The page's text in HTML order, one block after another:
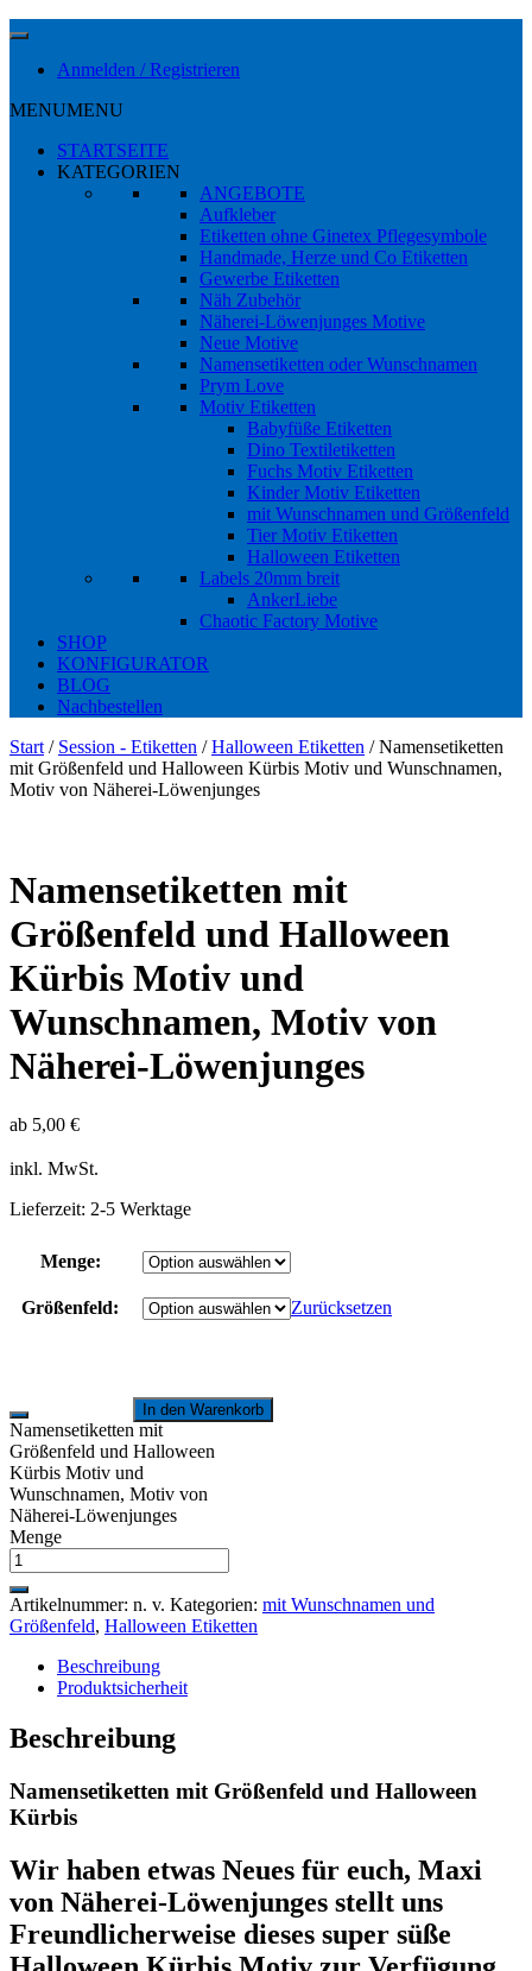
Anmelden / Registrieren
MENUMENU
STARTSEITE
KATEGORIEN
ANGEBOTE
Aufkleber
Etiketten ohne Ginetex Pflegesymbole
Handmade, Herze und Co Etiketten
Gewerbe Etiketten
Näh Zubehör
Näherei-Löwenjunges Motive
Neue Motive
Namensetiketten oder Wunschnamen
Prym Love
Motiv Etiketten
Babyfüße Etiketten
Dino Textiletiketten
Fuchs Motiv Etiketten
Kinder Motiv Etiketten
mit Wunschnamen und Größenfeld
Tier Motiv Etiketten
Halloween Etiketten
Labels 20mm breit
AnkerLiebe
Chaotic Factory Motive
SHOP
KONFIGURATOR
BLOG
Nachbestellen
Start / Session - Etiketten /Halloween Etiketten / Namensetiketten
mit Größenfeld und Halloween Kürbis Motiv und Wunschnamen,
Motiv von Näherei-Löwenjunges
Namensetiketten mit
Größenfeld und Halloween
Kürbis Motiv und
Wunschnamen, Motiv von
Näherei-Löwenjunges
ab 5,00 €
inkl. MwSt.
Lieferzeit: 2-5 Werktage
Menge:
Größenfeld: Zurücksetzen
Namensetiketten mit
Größenfeld und Halloween
Kürbis Motiv und
Wunschnamen, Motiv von
Näherei-Löwenjunges
Menge
In den Warenkorb
Artikelnummer: n. v. Kategorien: mit Wunschnamen und
Größenfeld, Halloween Etiketten
Beschreibung
Produktsicherheit
Beschreibung
Namensetiketten mit Größenfeld und Halloween
Kürbis
Wir haben etwas Neues für euch, Maxi
von Näherei-Löwenjunges stellt uns
Freundlicherweise dieses super süße